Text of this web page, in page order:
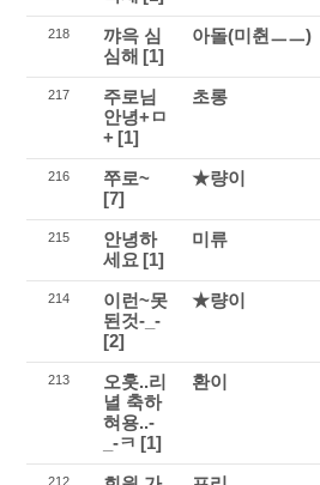
218
꺄윽 심
심해 [1]
아돌(미췬ㅡㅡ)
217
주로님
안녕+ㅁ
+ [1]
초롱
216
쭈로~
[7]
★량이
215
안녕하
세요 [1]
미류
214
이런~못
된것-_-
[2]
★량이
213
오훗..리
녈 축하
혀용..-
_-ㅋ [1]
환이
212